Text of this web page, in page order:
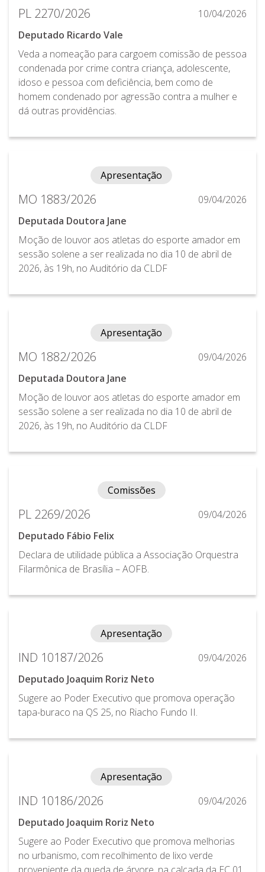
PL 2270/2026
10/04/2026
Deputado Ricardo Vale
Veda a nomeação para cargoem comissão de pessoa
condenada por crime contra criança, adolescente,
idoso e pessoa com deficiência, bem como de
homem condenado por agressão contra a mulher e
dá outras providências.
Apresentação
MO 1883/2026
09/04/2026
Deputada Doutora Jane
Moção de louvor aos atletas do esporte amador em
sessão solene a ser realizada no dia 10 de abril de
2026, às 19h, no Auditório da CLDF
Apresentação
MO 1882/2026
09/04/2026
Deputada Doutora Jane
Moção de louvor aos atletas do esporte amador em
sessão solene a ser realizada no dia 10 de abril de
2026, às 19h, no Auditório da CLDF
Comissões
PL 2269/2026
09/04/2026
Deputado Fábio Felix
Declara de utilidade pública a Associação Orquestra
Filarmônica de Brasília – AOFB.
Apresentação
IND 10187/2026
09/04/2026
Deputado Joaquim Roriz Neto
Sugere ao Poder Executivo que promova operação
tapa-buraco na QS 25, no Riacho Fundo II.
Apresentação
IND 10186/2026
09/04/2026
Deputado Joaquim Roriz Neto
Sugere ao Poder Executivo que promova melhorias
no urbanismo, com recolhimento de lixo verde